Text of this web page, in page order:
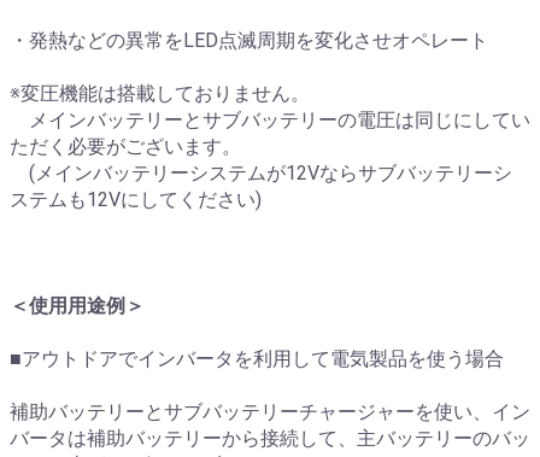
・発熱などの異常をLED点滅周期を変化させオペレート
※変圧機能は搭載しておりません。
メインバッテリーとサブバッテリーの電圧は同じにしてい
ただく必要がございます。
(メインバッテリーシステムが12Vならサブバッテリーシ
ステムも12Vにしてください)
＜使用用途例＞
■アウトドアでインバータを利用して電気製品を使う場合
補助バッテリーとサブバッテリーチャージャーを使い、イン
バータは補助バッテリーから接続して、主バッテリーのバッ